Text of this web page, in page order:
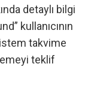
detaylı bilgi
kullanıcının
takvime
teklif